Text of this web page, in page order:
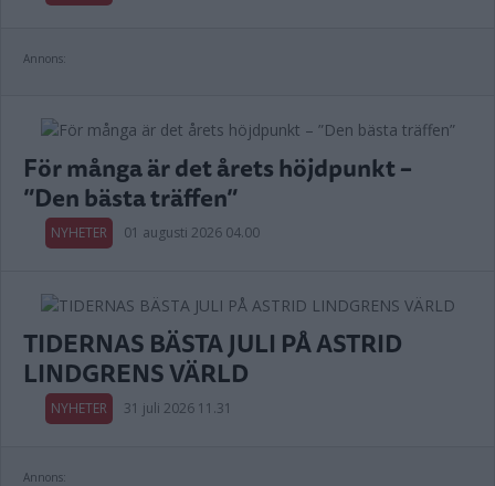
Annons:
För många är det årets höjdpunkt –
”Den bästa träffen”
NYHETER 01 augusti 2026 04.00
TIDERNAS BÄSTA JULI PÅ ASTRID
LINDGRENS VÄRLD
NYHETER 31 juli 2026 11.31
Annons: